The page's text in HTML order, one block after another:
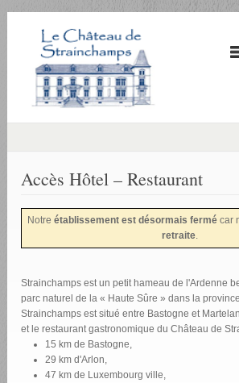
Accès Hôtel – Restaurant
Notre établissement est désormais fermécar
retraite.
Strainchamps est un petit hameau de l'Ardenne
parc naturel de la « Haute Sûre » dans la
Strainchamps est situé entre Bastogne et
et le restaurant gastronomique du Château de
15 km de Bastogne,
29 km d'Arlon,
47 km de Luxembourg ville,